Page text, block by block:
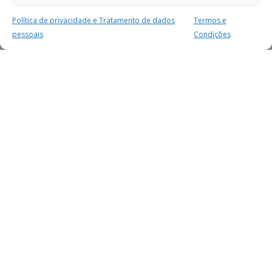
Política de privacidade e Tratamento de dados
pessoais
Termos e
Condições